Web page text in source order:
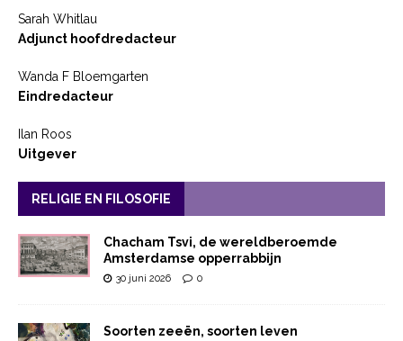
Sarah Whitlau
Adjunct hoofdredacteur
Wanda F Bloemgarten
Eindredacteur
Ilan Roos
Uitgever
RELIGIE EN FILOSOFIE
Chacham Tsvi, de wereldberoemde
Amsterdamse opperrabbijn
30 juni 2026 0
Soorten zeeën, soorten leven